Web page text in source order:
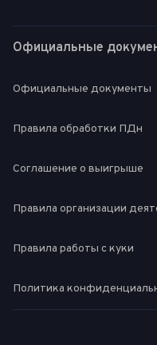
Официальные
Официальные документы
Правила обработки ПДн
Соглашение о выигрыше
Правила организации
Правила работы с куки
Политика